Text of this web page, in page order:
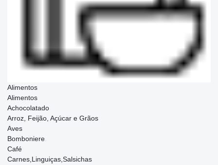
Alimentos
Alimentos
Achocolatado
Arroz, Feijão, Açúcar e Grãos
Aves
Bomboniere
Café
Carnes,Linguiças,Salsichas